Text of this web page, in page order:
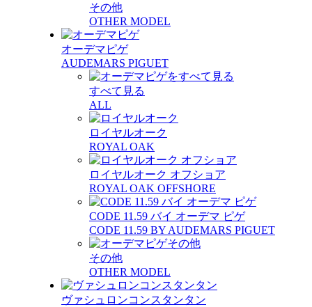
その他
OTHER MODEL
オーデマピゲ
AUDEMARS PIGUET
すべて見る
ALL
ロイヤルオーク
ROYAL OAK
ロイヤルオーク オフショア
ROYAL OAK OFFSHORE
CODE 11.59 バイ オーデマ ピゲ
CODE 11.59 BY AUDEMARS PIGUET
その他
OTHER MODEL
ヴァシュロンコンスタンタン